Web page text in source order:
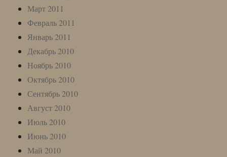
Март 2011
Февраль 2011
Январь 2011
Декабрь 2010
Ноябрь 2010
Октябрь 2010
Сентябрь 2010
Август 2010
Июль 2010
Июнь 2010
Май 2010